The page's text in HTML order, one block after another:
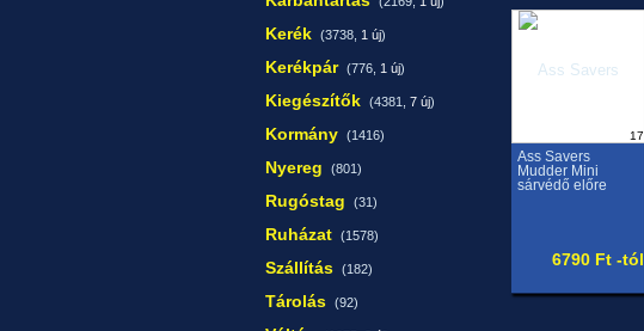
Kerék (3738, 1 új)
Kerékpár (776, 1 új)
Kiegészítők (4381, 7 új)
Kormány (1416)
Nyereg (801)
Rugóstag (31)
Ruházat (1578)
Szállítás (182)
Tárolás (92)
17
Ass Savers
Mudder Mini
sárvédő előre
6790 Ft -tól